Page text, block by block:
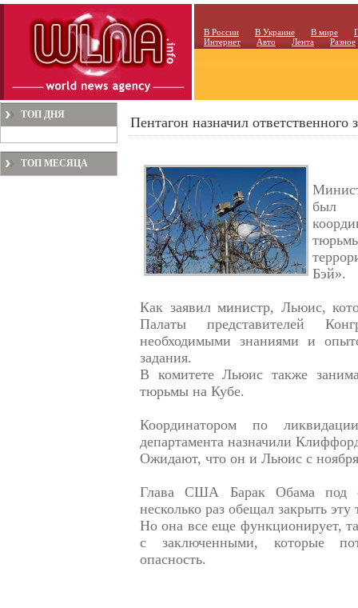
В России В Украине В мире
Интернет
Авто Лента Разное
ТОП ДНЯ
ТОП МЕСЯЦА
Пентагон назначил
был
Бэй».
Как заявил министр, Льюис,
Палаты представителей
необходимыми знаниями и
задания.
В комитете Льюис также
тюрьмы на Кубе.
Координатором по
департамента назначили
Ожидают, что он и Льюис с ноября
Глава США Барак Обама под
несколько раз обещал закрыть эту
Но она все еще функционирует,
с заключенными, которые
опасность.